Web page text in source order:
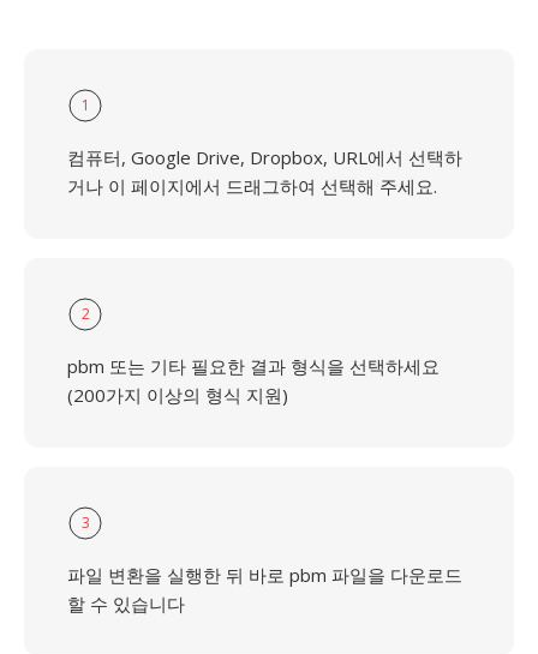
1
컴퓨터, Google Drive, Dropbox, URL에서 선택하
거나 이 페이지에서 드래그하여 선택해 주세요.
2
pbm 또는 기타 필요한 결과 형식을 선택하세요
(200가지 이상의 형식 지원)
3
파일 변환을 실행한 뒤 바로 pbm 파일을 다운로드
할 수 있습니다